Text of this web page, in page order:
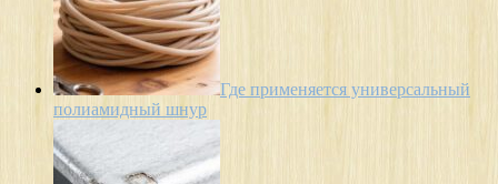
Где применяется универсальный
полиамидный шнур